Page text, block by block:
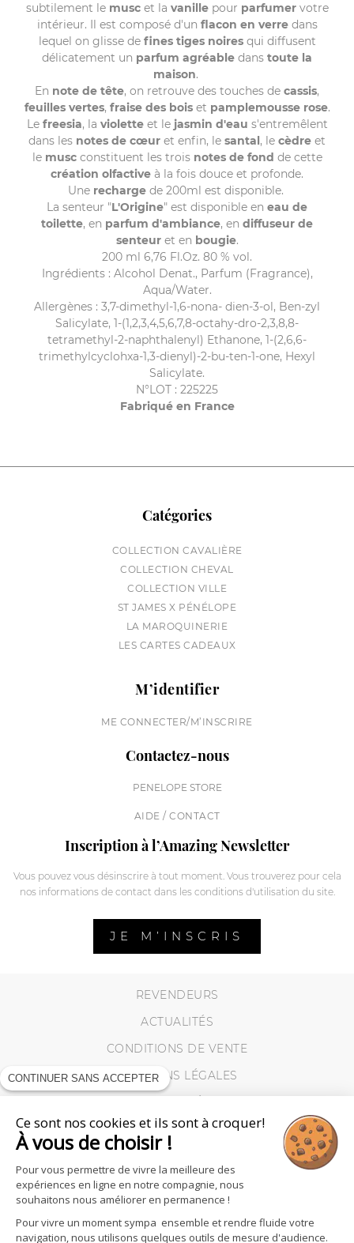
subtilement le muscet la vanillepour parfumervotre
intérieur. Il est composé d'un flacon en verredans
lequel on glisse de fines tiges noiresqui diffusent
délicatement un parfum agréable dans toute la
maison.
En note de tête, on retrouve des touches de cassis,
feuilles vertes, fraise des boiset pamplemousse rose.
Le freesia, la violetteet le jasmin d'eau s'entremêlent
dans les notes de cœur et enfin, le santal, le cèdre et
le muscconstituent les trois notes de fond de cette
création olfactive à la fois douce et profonde.
Unerechargede 200ml est disponible.
La senteur "L'Origine" est disponible en eau de
toilette, en parfum d'ambiance, en diffuseur de
senteuret en bougie.
200 ml 6,76 Fl.Oz. 80 % vol.
Ingrédients : Alcohol Denat., Parfum (Fragrance),
Aqua/Water.
Allergènes : 3,7-dimethyl-1,6-nona- dien-3-ol, Ben-zyl
Salicylate, 1-(1,2,3,4,5,6,7,8-octahy-dro-2,3,8,8-
tetramethyl-2-naphthalenyl) Ethanone, 1-(2,6,6-
trimethylcyclohxa-1,3-dienyl)-2-bu-ten-1-one, Hexyl
Salicylate.
N°LOT : 225225
Fabriqué en France
Catégories
COLLECTION CAVALIÈRE
COLLECTION CHEVAL
COLLECTION VILLE
ST JAMES X PÉNÉLOPE
LA MAROQUINERIE
LES CARTES CADEAUX
M’identifier
ME CONNECTER/M’INSCRIRE
Contactez-nous
PENELOPE STORE
AIDE / CONTACT
Inscription à l’Amazing Newsletter
Vous pouvez vous désinscrire à tout moment. Vous trouverez pour cela
nos informations de contact dans les conditions d'utilisation du site.
JE M’INSCRIS
REVENDEURS
ACTUALITÉS
CONDITIONS DE VENTE
MENTIONS LÉGALES
MES RETOURS
CONTINUER SANS ACCEPTER
Ce sont nos cookies et ils sont à croquer!
À vous de choisir !
Pour vous permettre de vivre la meilleure des
expériences en ligne en notre compagnie, nous
souhaitons nous améliorer en permanence !
Pour vivre un moment sympa ensemble et rendre fluide votre
navigation, nous utilisons quelques outils de mesure d'audience.